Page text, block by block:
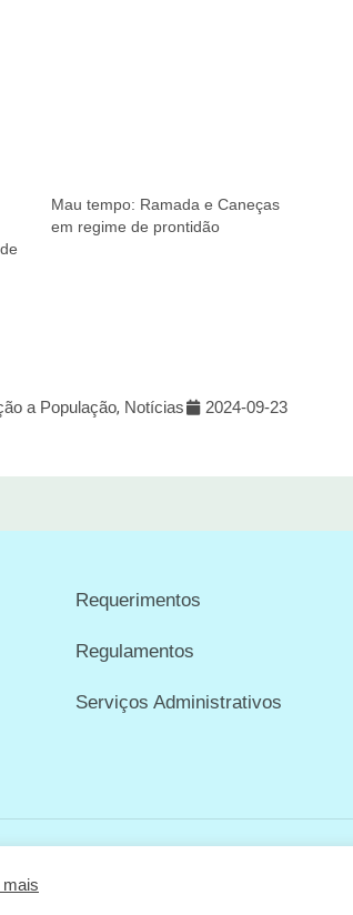
Mau tempo: Ramada e Caneças
em regime de prontidão
a População, Notícias 2024-09-23
Requerimentos
Regulamentos
Serviços Administrativos
mais